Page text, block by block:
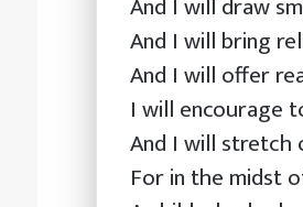
And I will bring
And I will offer
I will encourage
And I will stretch
For in the midst